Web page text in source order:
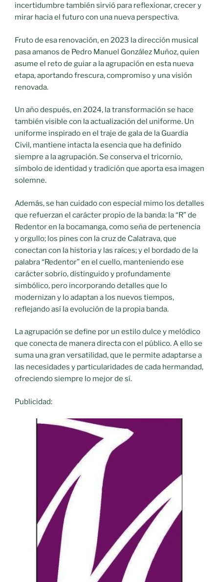
incertidumbre también sirvió para reflexionar, crecer y
mirar hacia el futuro con una nueva perspectiva.
Fruto de esa renovación, en 2023 la dirección musical
pasa amanos de Pedro Manuel González Muñoz, quien
asume el reto de guiar a la agrupación en esta nueva
etapa, aportando frescura, compromiso y una visión
renovada.
Un año después, en 2024, la transformación se hace
también visible con la actualización del uniforme. Un
uniforme inspirado en el traje de gala de la Guardia
Civil, mantiene intacta la esencia que ha definido
siempre a la agrupación. Se conserva el tricornio,
símbolo de identidad y tradición que aporta esa imagen
solemne.
Además, se han cuidado con especial mimo los detalles
que refuerzan el carácter propio de la banda: la “R” de
Redentor en la bocamanga, como seña de pertenencia
y orgullo; los pines con la cruz de Calatrava, que
conectan con la historia y las raíces; y el bordado de la
palabra “Redentor” en el cuello, manteniendo ese
carácter sobrio, distinguido y profundamente
simbólico, pero incorporando detalles que lo
modernizan y lo adaptan a los nuevos tiempos,
reflejando así la evolución de la propia banda.
La agrupación se define por un estilo dulce y melódico
que conecta de manera directa con el público. A ello se
suma una gran versatilidad, que le permite adaptarse a
las necesidades y particularidades de cada hermandad,
ofreciendo siempre lo mejor de sí.
Publicidad: